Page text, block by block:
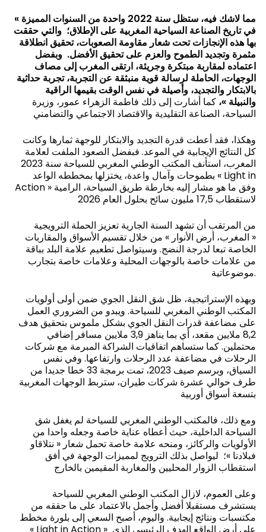
« مما لاشك فيه، ستظل سنة 2022 واحدة من السنوات المميزة
في تاريخ الصناعة السياحية المغربية على الإطلاق؛ والتي حققت
بها هذه الإنجازات تحت شعار مقاومة الصعوبات، تحقيق انطلاقة
مثمرة وتجديد الطموح والعزم على تحقيق الأفضل. وبفضل
اعتماده لمقاربة مبتكرة وجريئة، ارتقى المغرب إلى مصاف
الوجهات، الحاملة لرسالة قوية منبثقة عن التجربة، تجربة حداثية
بالابتكار والتجديد، وأصيلة في نفس الوقت بقيمها الراقية
والنبيلة »، كما أشارت إلى ذلك فاطمة الزهراء عمور، وزيرة
السياحة، الصناعة التقليدية والاقتصاد الاجتماعي والتضامني
وهكذا، فقد أعطت قدرة التجديد والابتكار للوجهة ثمارها وكانت
كل النتائج الإيجابية في الموعد. فبفضل الصعود الملفت لعلامة
المغرب، استأنف المكتب الوطني المغربي للسياحة سنة 2023
بطموحات وآمال واعدة، يختزلها بمخططه الواعد « Light in
Action » وفق ما هو مشار إليه بخارطة طريق السياحة، الرامية
لاستقطاب 17,5 مليون سائح بحلول العام 2026
من المرتقب أن تشهد السنة الجارية تعزيز الحملة الترويجية
« المغرب، أرض الأنوار » من خلال تقسيم الأسواق والمقاربات
الخاصة تبعا لدرجة النضج. وسيتواصل تطعيم علامة البلد بباقة
من علامات خاصة بالوجهات المحلية وعلامات خاصة بتجارب
موضوعاتية.
وبهذه الإستراتيجية، ظل شق النقل الجوي ضمن أولى أولويات
المكتب الوطني المغربي للسياحة. ويبدو من الضروري العمل
على مضاعفة قدرات النقل الجوي بشكل ملموس بتحقيق هدف
8,2 ملايين مقعد، أي بما يناهز 3,9 ملايين مسافر إضافي
محتملين. كما ستساهم اتفاقيات الشراكة المبرمة مع شركات
الرحلات في مضاعفة عدد الرحلات وارتفاعها. وفي نفس
السياق، وبرسم صيف 2023، تمت برمجة 33 خطا جديدا من
طرف حوالي عشرة شركات طيران، ستربط الوجهات المغربية
بتسعة أسواق أوربية
ومع ذلك، فالمكتب الوطني المغربي للسياحة لم يغفل شق
السياحة الداخلية، حيث أعطاه عناية خاصة وجعله واحدا من
الأولويات والركائز، ومنحه علامة خاصة تحمل شعار « نتلاقاو
فبلادنا »؛ ليواصل بذلك الترويج لمميزات الوجهة في أفق
استقطاب الزوار المحليين والمغاربة المقيمين بالخارج
وعلى العموم، لازال المكتب الوطني المغربي للسياحة
يستشرف مستقبلا أفضل وأجمل بالاعتماد على ما حققه من
مكتسبات ونتائج إيجابية. واليوم، أصبح السعي إلى بلورة مخطط
« Light in Action » على أرض الواقع الهدف الرئيسي الذي